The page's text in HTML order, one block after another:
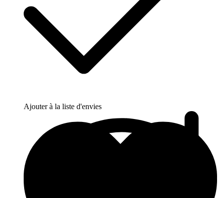
Ajouter à la liste d'envies